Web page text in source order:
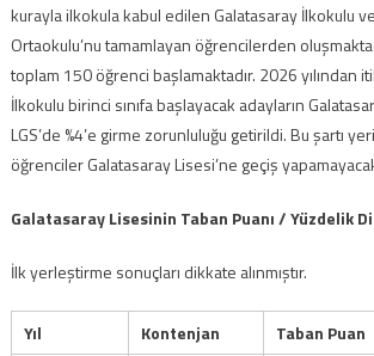
kurayla ilkokula kabul edilen Galatasaray İlkokulu
Ortaokulu’nu tamamlayan öğrencilerden
toplam 150 öğrenci başlamaktadır. 2026 yılından
İlkokulu birinci sınıfa başlayacak adayların
LGS’de %4’e girme zorunluluğu getirildi. Bu şartı
öğrenciler Galatasaray Lisesi’ne geçiş
Galatasaray Lisesinin Taban Puanı / Yüzdelik
İlk yerleştirme sonuçları dikkate alınmıştır.
Yıl Kontenjan Taban Puan